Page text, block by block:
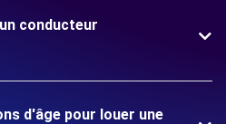
conducteur
d'âge pour louer une